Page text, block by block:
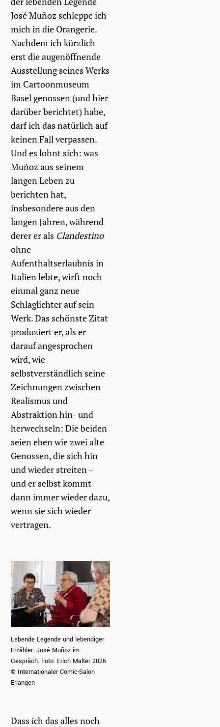
José Muñoz schleppe ich
mich in die Orangerie.
Nachdem ich kürzlich
erst die augenöffnende
Ausstellung seines Werks
im Cartoonmuseum
Basel genossen (undhier
darüber berichtet) habe,
darf ich das natürlich auf
keinen Fall verpassen.
Und es lohnt sich: was
Muñoz aus seinem
langen Leben zu
berichten hat,
insbesondere aus den
langen Jahren, während
derer er als Clandestino
ohne
Aufenthaltserlaubnis in
Italien lebte, wirft noch
einmal ganz neue
Schlaglichter auf sein
Werk. Das schönste Zitat
produziert er, als er
darauf angesprochen
wird, wie
selbstverständlich seine
Zeichnungen zwischen
Realismus und
Abstraktion hin- und
herwechseln: Die beiden
seien eben wie zwei alte
Genossen, die sich hin
und wieder streiten –
und er selbst kommt
dann immer wieder dazu,
wenn sie sich wieder
vertragen.
Lebende Legende und lebendiger
Erzähler: José Muñoz im
Gespräch. Foto: Erich Malter 2026
© Internationaler Comic-Salon
Erlangen
Dass ich das alles noch